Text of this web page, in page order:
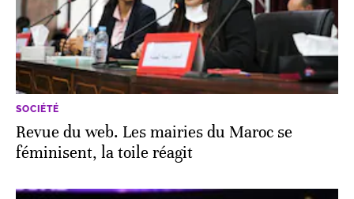
SOCIÉTÉ
Revue du web. Les mairies du Maroc se
féminisent, la toile réagit